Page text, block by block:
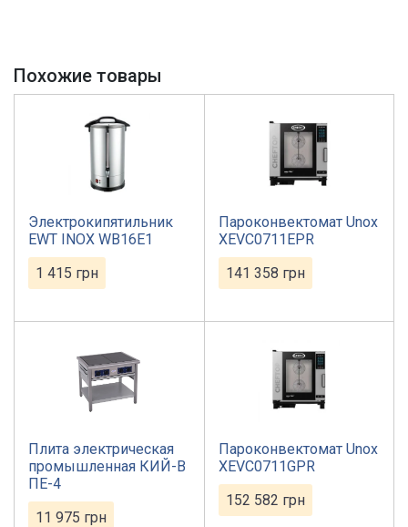
Похожие товары
Электрокипятильник
EWT INOX WB16E1
1 415 грн
Пароконвектомат Unox
XEVC0711EPR
141 358 грн
Плита электрическая
промышленная КИЙ-В
ПЕ-4
11 975 грн
Пароконвектомат Unox
XEVC0711GPR
152 582 грн